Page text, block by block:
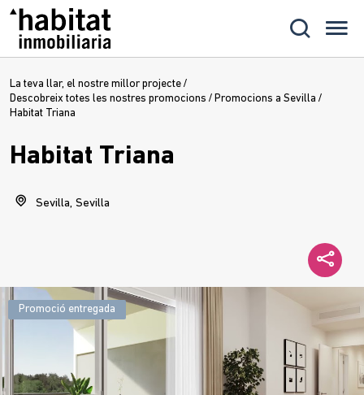
La teva llar, el nostre millor projecte /
Descobreix totes les nostres promocions / Promocions a Sevilla /
Habitat Triana
Habitat Triana
Sevilla, Sevilla
Promoció entregada